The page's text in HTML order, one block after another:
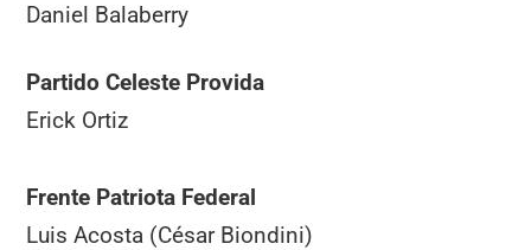
Daniel Balaberry
Partido Celeste Provida
Erick Ortiz
Frente Patriota Federal
Luis Acosta (César Biondini)